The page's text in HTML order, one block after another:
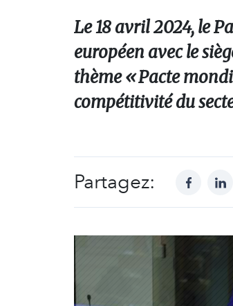
Le 18 avril 2024, le
européen avec le
thème « Pacte
compétitivité du
Partagez: facebook